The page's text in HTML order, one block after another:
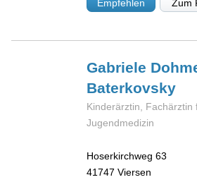
Empfehlen Zum
Gabriele
Baterkovsky
Kinderärztin, Fachärztin
Jugendmedizin
Hoserkirchweg 63
41747 Viersen